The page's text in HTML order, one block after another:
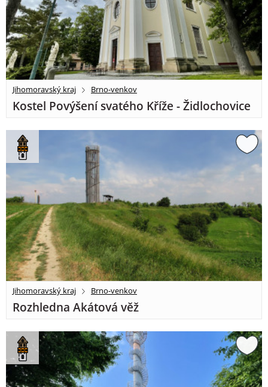
Jihomoravský kraj Brno-venkov
Kostel Povýšení svatého Kříže - Židlochovice
Jihomoravský kraj Brno-venkov
Rozhledna Akátová věž